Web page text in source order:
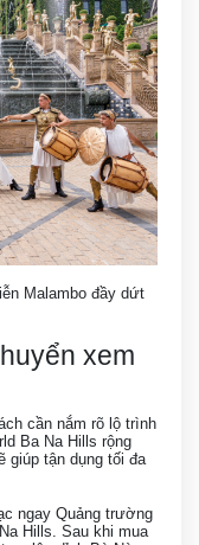
Malambo đầy dứt
xem
cần nắm rõ lộ trình
Ba Na Hills rộng
giúp tận dụng tối đa
ngay Quảng trường
Hills. Sau khi mua